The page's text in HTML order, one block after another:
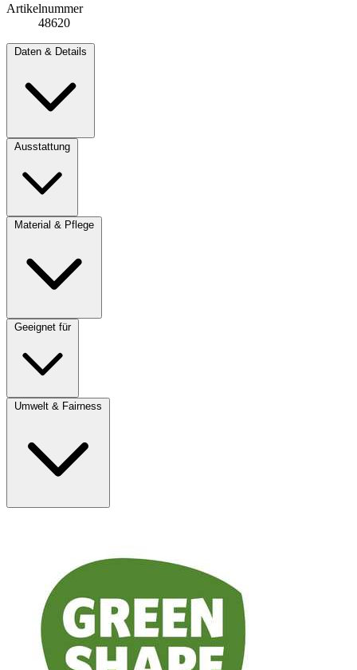
Artikelnummer
48620
Daten & Details
Ausstattung
Material & Pflege
Geeignet für
Umwelt & Fairness